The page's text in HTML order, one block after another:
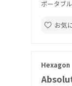
ポータブ
お気
Hexagon